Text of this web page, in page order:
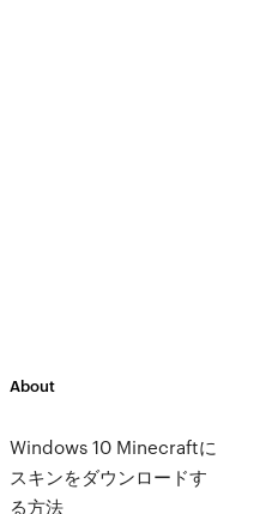
About
Windows 10 Minecraftに
スキンをダウンロードす
る方法